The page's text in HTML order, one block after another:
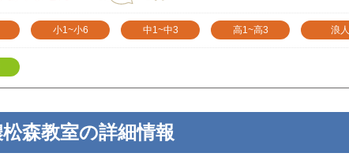
小1~小6 中1~中3 高1~高3 浪人
森教室の詳細情報